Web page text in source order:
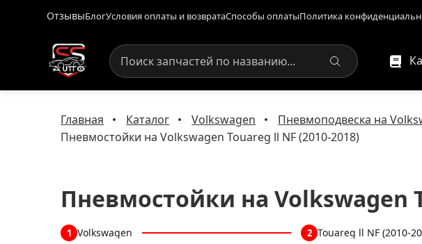
ОтзывыБлогУсловия оплаты и возвратаСпособы оплатыПолитика
Главная Каталог Volkswagen Пневмоподвеска на
Пневмостойки на Volkswagen Touareg ll NF (2010-2018)
Пневмостойки на Volkswagen
1 Volkswagen 2 Touareg ll NF (2010-